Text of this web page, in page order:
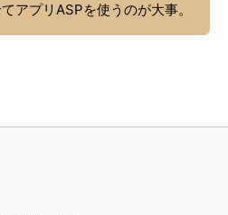
アプリASPを使うのが大事。